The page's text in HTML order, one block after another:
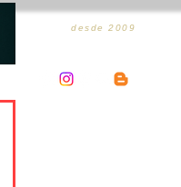
desde 2009